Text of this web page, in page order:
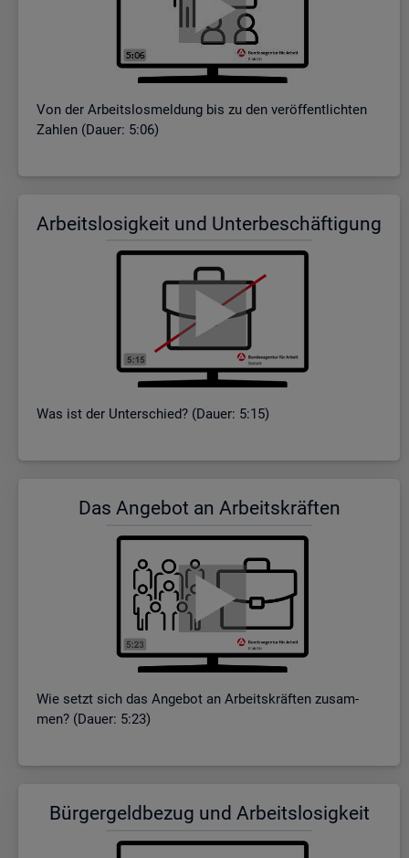
Von der Ar­beits­los­mel­dung bis zu den ver­öf­fent­lich­ten
Zah­len (Dauer: 5:06)
Ar­beits­lo­sig­keit und Un­ter­be­schäf­ti­gung
Was ist der Un­ter­schied? (Dauer: 5:15)
Das An­ge­bot an Ar­beits­kräf­ten
Wie setzt sich das An­ge­bot an Ar­beits­kräf­ten zu­sam­
men? (Dauer: 5:23)
Bür­ger­geld­be­zug und Ar­beits­lo­sig­keit